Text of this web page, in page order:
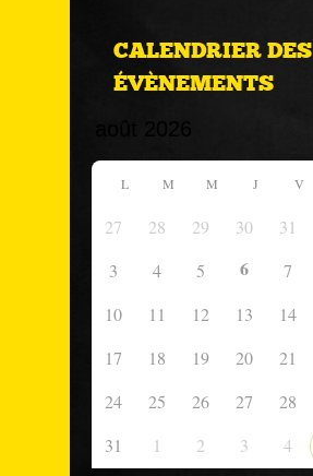
CALENDRIER DES
ÉVÈNEMENTS
L M M J V
27 28 29 30 31
3
4 5 6 7
10
11 12 13 14
17
18 19 20 21
24
25 26 27 28
31
1 2 3 4